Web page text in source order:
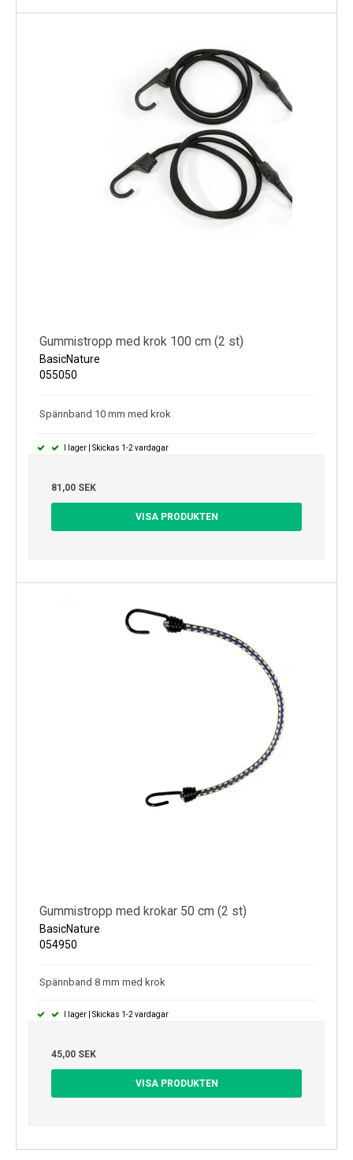
Gummistropp med krok 100 cm (2 st)
BasicNature
055050
Spännband 10 mm med krok
I lager | Skickas 1-2 vardagar
81,00 SEK
VISA PRODUKTEN
Gummistropp med krokar 50 cm (2 st)
BasicNature
054950
Spännband 8 mm med krok
I lager | Skickas 1-2 vardagar
45,00 SEK
VISA PRODUKTEN